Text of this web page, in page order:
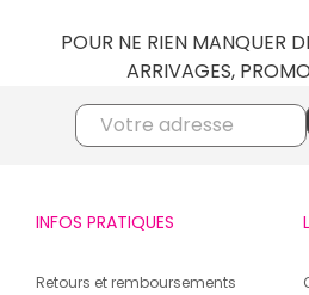
POUR NE RIEN MANQUER
ARRIVAGES,
INFOS PRATIQUES
Retours et remboursements